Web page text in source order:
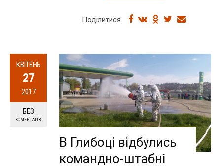
Поділитися
КВІТЕНЬ
27
2017
БЕЗ
КОМЕНТАРІВ
В Глибоці відбулись
командно-штабні